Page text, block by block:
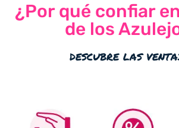
¿Por qué confiar
de los
descubre las